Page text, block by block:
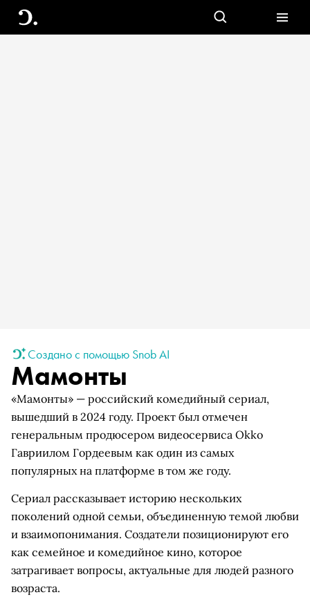
Создано с помощью Snob AI
Мамонты
«Мамонты» — российский комедийный сериал,
вышедший в 2024 году. Проект был отмечен
генеральным продюсером видеосервиса Okko
Гавриилом Гордеевым как один из самых
популярных на платформе в том же году.
Сериал рассказывает историю нескольких
поколений одной семьи, объединенную темой любви
и взаимопонимания. Создатели позиционируют его
как семейное и комедийное кино, которое
затрагивает вопросы, актуальные для людей разного
возраста.